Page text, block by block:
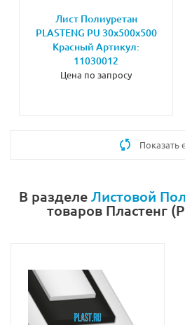
Лист Полиуретан
PLASTENG PU 30х500х500
Красный Артикул:
11030012
Цена по запросу
Показать
В разделеЛистовой
товаров Пластенг